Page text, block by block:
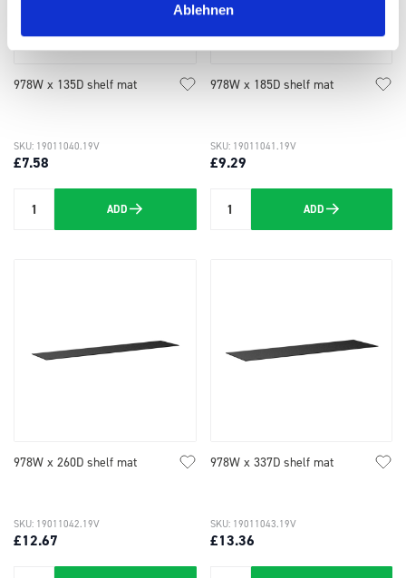
Ablehnen
978W x 135D shelf mat
£7.58
SKU: 19011040.19V
Quantity ADD
978W x 185D shelf mat
£9.29
SKU: 19011041.19V
Quantity ADD
978W x 260D shelf mat
£12.67
SKU: 19011042.19V
978W x 337D shelf mat
£13.36
SKU: 19011043.19V